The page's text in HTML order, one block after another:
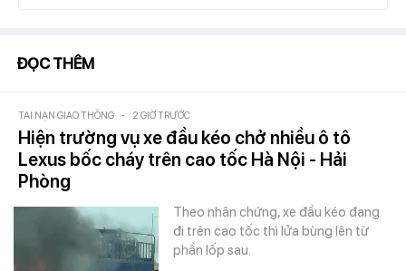
ĐỌC THÊM
TAI NẠN GIAO THÔNG - 2 GIỜ TRƯỚC
Hiện trường vụ xe đầu kéo chở nhiều ô tô
Lexus bốc cháy trên cao tốc Hà Nội - Hải
Phòng
Theo nhân chứng, xe đầu kéo đang
đi trên cao tốc thì lửa bùng lên từ
phần lốp sau.